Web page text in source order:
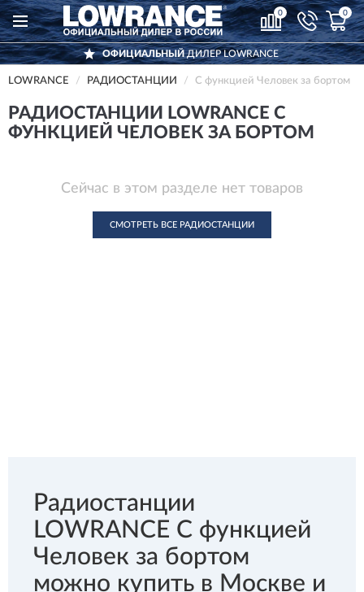
0 0
ОФИЦИАЛЬНЫЙДИЛЕР LOWRANCE
LOWRANCE РАДИОСТАНЦИИ С функцией Человек за бортом
РАДИОСТАНЦИИ LOWRANCE С
ФУНКЦИЕЙ ЧЕЛОВЕК ЗА БОРТОМ
Сейчас в этом разделе нет товаров
СМОТРЕТЬ ВСЕ РАДИОСТАНЦИИ
Радиостанции
LOWRANCE С функцией
Человек за бортом
можно купить в Москве и